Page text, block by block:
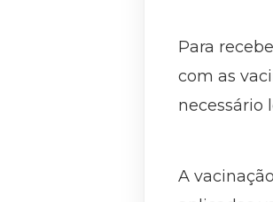
Para
com as
necessário
A